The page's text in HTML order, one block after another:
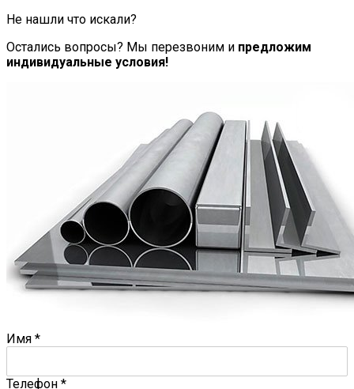
Не нашли что искали?
Остались вопросы? Мы перезвоним и предложим
индивидуальные условия!
Имя *
Телефон *